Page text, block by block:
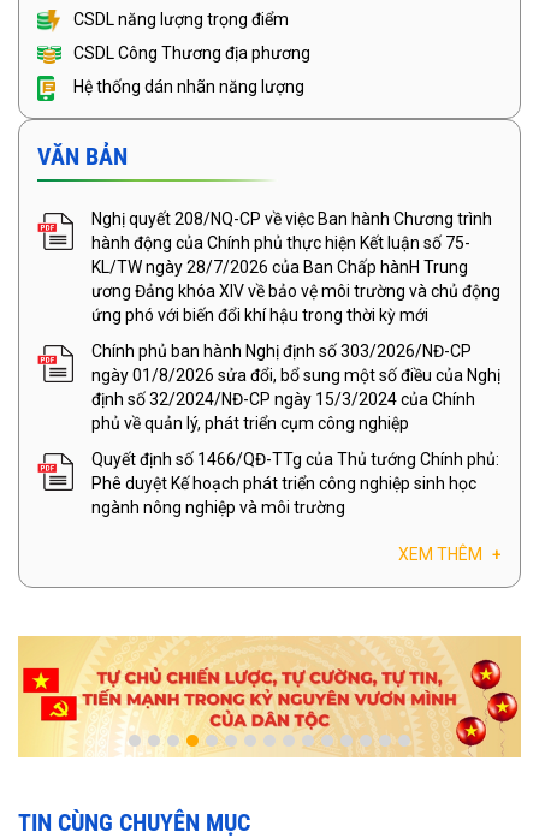
CSDL năng lượng trọng điểm
CSDL Công Thương địa phương
Hệ thống dán nhãn năng lượng
VĂN BẢN
Nghị quyết 208/NQ-CP về việc Ban hành Chương trình
hành động của Chính phủ thực hiện Kết luận số 75-
KL/TW ngày 28/7/2026 của Ban Chấp hànH Trung
ương Đảng khóa XIV về bảo vệ môi trường và chủ động
ứng phó với biến đổi khí hậu trong thời kỳ mới
Chính phủ ban hành Nghị định số 303/2026/NĐ-CP
ngày 01/8/2026 sửa đổi, bổ sung một số điều của Nghị
định số 32/2024/NĐ-CP ngày 15/3/2024 của Chính
phủ về quản lý, phát triển cụm công nghiệp
Quyết định số 1466/QĐ-TTg của Thủ tướng Chính phủ:
Phê duyệt Kế hoạch phát triển công nghiệp sinh học
ngành nông nghiệp và môi trường
XEM THÊM +
TIN CÙNG CHUYÊN MỤC